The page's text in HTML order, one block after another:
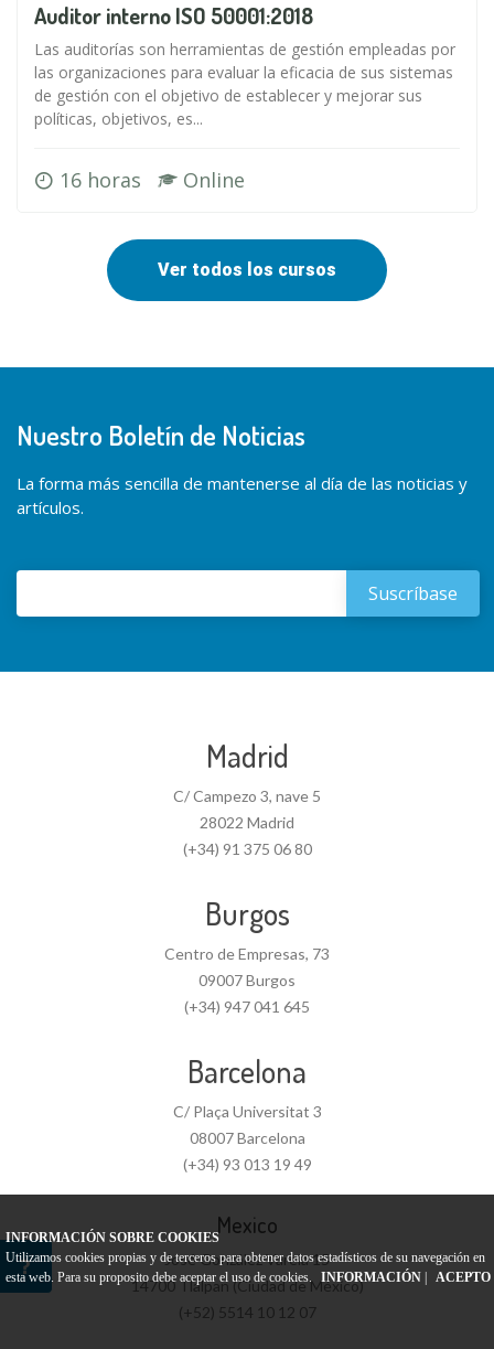
Auditor interno ISO 50001:2018
Las auditorías son herramientas de gestión empleadas por
las organizaciones para evaluar la eficacia de sus sistemas
de gestión con el objetivo de establecer y mejorar sus
políticas, objetivos, es...
16 horas Online
Ver todos los cursos
Nuestro Boletín de Noticias
La forma más sencilla de mantenerse al día de las noticias y
artículos.
Madrid
C/ Campezo 3, nave 5
28022 Madrid
(+34) 91 375 06 80
Burgos
Centro de Empresas, 73
09007 Burgos
(+34) 947 041 645
Barcelona
C/ Plaça Universitat 3
08007 Barcelona
(+34) 93 013 19 49
Mexico
José González Varela 15
14700 Tlalpan (Ciudad de México)
(+52) 5514 10 12 07
INFORMACIÓN SOBRE COOKIES
Utilizamos cookies propias y de terceros para obtener datos estadísticos de su navegación en
esta web. Para su proposito debe aceptar el uso de cookies.
INFORMACIÓN ACEPTO